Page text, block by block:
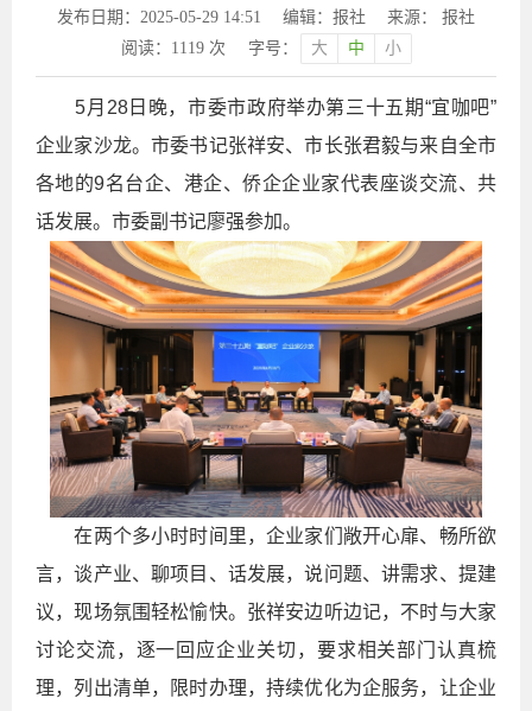
发布日期：2025-05-29 14:51 编辑：报社
来源： 报社
阅读： 1119次 字号： 大 中 小
5月28日晚，市委市政府举办第三十五期“宜咖吧”
企业家沙龙。市委书记张祥安、市长张君毅与来自全市
各地的9名台企、港企、侨企企业家代表座谈交流、共
话发展。市委副书记廖强参加。
在两个多小时时间里，企业家们敞开心扉、畅所欲
言，谈产业、聊项目、话发展，说问题、讲需求、提建
议，现场氛围轻松愉快。张祥安边听边记，不时与大家
讨论交流，逐一回应企业关切，要求相关部门认真梳
理，列出清单，限时办理，持续优化为企服务，让企业